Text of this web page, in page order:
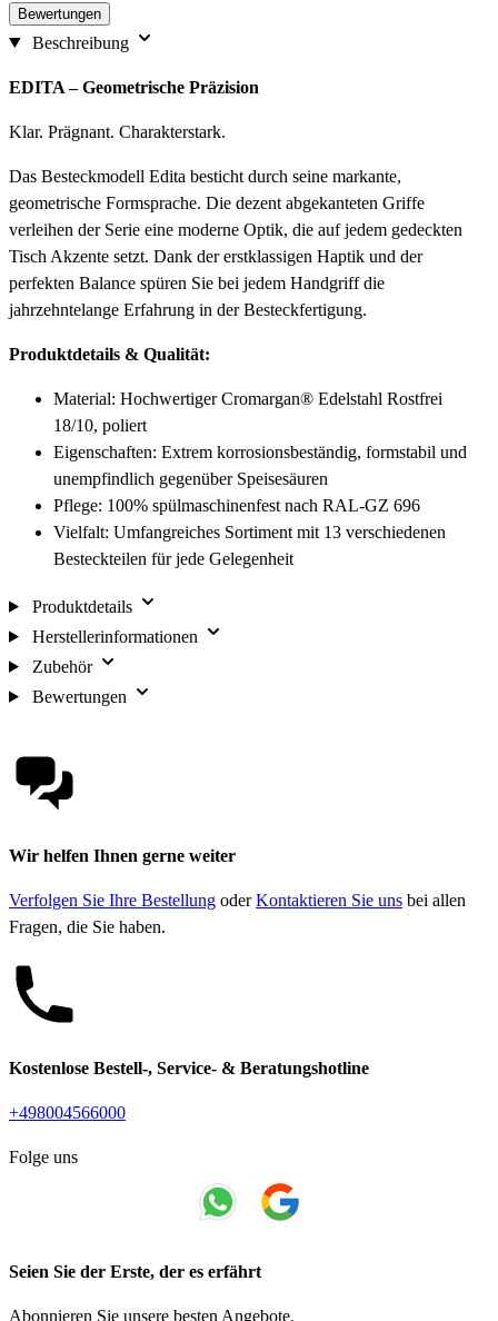
Bewertungen
Beschreibung
EDITA – Geometrische Präzision
Klar. Prägnant. Charakterstark.
Das Besteckmodell Edita besticht durch seine markante,
geometrische Formsprache. Die dezent abgekanteten Griffe
verleihen der Serie eine moderne Optik, die auf jedem gedeckten
Tisch Akzente setzt. Dank der erstklassigen Haptik und der
perfekten Balance spüren Sie bei jedem Handgriff die
jahrzehntelange Erfahrung in der Besteckfertigung.
Produktdetails & Qualität:
Material: Hochwertiger Cromargan® Edelstahl Rostfrei
18/10, poliert
Eigenschaften: Extrem korrosionsbeständig, formstabil und
unempfindlich gegenüber Speisesäuren
Pflege: 100% spülmaschinenfest nach RAL-GZ 696
Vielfalt: Umfangreiches Sortiment mit 13 verschiedenen
Besteckteilen für jede Gelegenheit
Produktdetails
Herstellerinformationen
Zubehör
Bewertungen
Wir helfen Ihnen gerne weiter
Verfolgen Sie Ihre Bestellung oderKontaktieren Sie uns bei allen
Fragen, die Sie haben.
Kostenlose Bestell-, Service- & Beratungshotline
+498004566000
Folge uns
Seien Sie der Erste, der es erfährt
Abonnieren Sie unsere besten Angebote.